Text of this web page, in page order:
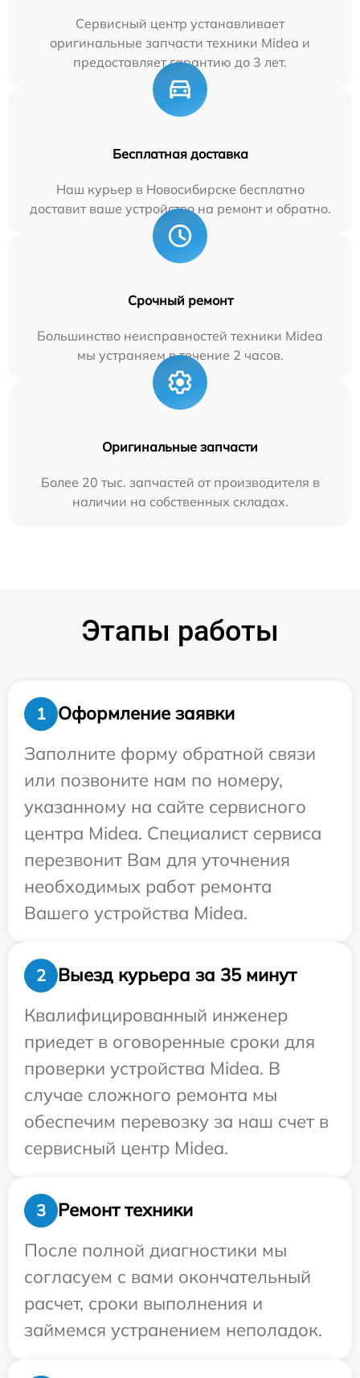
Сервисный центр устанавливает
оригинальные запчасти техники Midea и
предоставляет гарантию до 3 лет.
Бесплатная доставка
Наш курьер в Новосибирске бесплатно
доставит ваше устройство на ремонт и обратно.
Срочный ремонт
Большинство неисправностей техники Midea
мы устраняем в течение 2 часов.
Оригинальные запчасти
Более 20 тыс. запчастей от производителя в
наличии на собственных складах.
Этапы работы
1
Оформление заявки
Заполните форму обратной связи
или позвоните нам по номеру,
указанному на сайте сервисного
центра Midea. Специалист сервиса
перезвонит Вам для уточнения
необходимых работ ремонта
Вашего устройства Midea.
2
Выезд курьера за 35 минут
Квалифицированный инженер
приедет в оговоренные сроки для
проверки устройства Midea. В
случае сложного ремонта мы
обеспечим перевозку за наш счет в
сервисный центр Midea.
3
Ремонт техники
После полной диагностики мы
согласуем с вами окончательный
расчет, сроки выполнения и
займемся устранением неполадок.